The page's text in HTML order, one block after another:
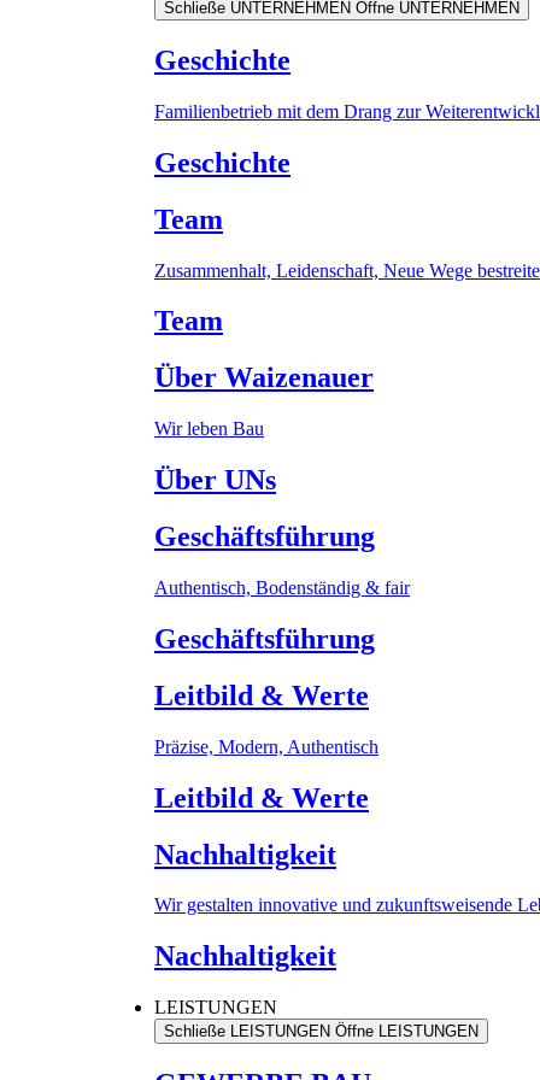
Schließe UNTERNEHMEN Öffne UNTERNEHMEN
Geschichte
Familienbetrieb mit dem Drang zur
Geschichte
Team
Zusammenhalt, Leidenschaft, Neue Wege
Team
Über Waizenauer
Wir leben Bau
Über UNs
Geschäftsführung
Authentisch, Bodenständig & fair
Geschäftsführung
Leitbild & Werte
Präzise, Modern, Authentisch
Leitbild & Werte
Nachhaltigkeit
Wir gestalten innovative und zukunftsweisende
Nachhaltigkeit
LEISTUNGEN
Schließe LEISTUNGEN Öffne LEISTUNGEN